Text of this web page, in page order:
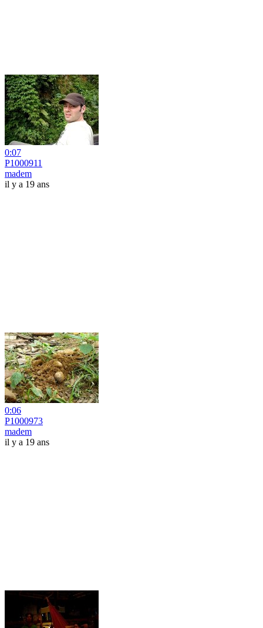
0:07
P1000911
madem
il y a 19 ans
0:06
P1000973
madem
il y a 19 ans